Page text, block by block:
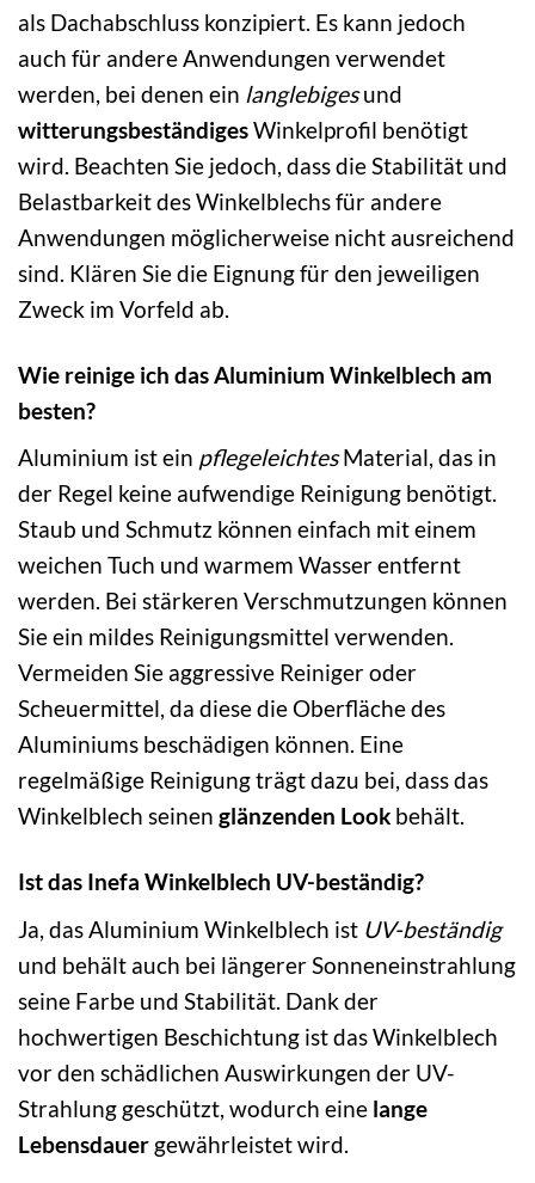
als Dachabschluss konzipiert. Es kann jedoch
auch für andere Anwendungen verwendet
werden, bei denen ein langlebigesund
witterungsbeständigesWinkelprofil benötigt
wird. Beachten Sie jedoch, dass die Stabilität und
Belastbarkeit des Winkelblechs für andere
Anwendungen möglicherweise nicht ausreichend
sind. Klären Sie die Eignung für den jeweiligen
Zweck im Vorfeld ab.
Wie reinige ich das Aluminium Winkelblech am
besten?
Aluminium ist ein pflegeleichtesMaterial, das in
der Regel keine aufwendige Reinigung benötigt.
Staub und Schmutz können einfach mit einem
weichen Tuch und warmem Wasser entfernt
werden. Bei stärkeren Verschmutzungen können
Sie ein mildes Reinigungsmittel verwenden.
Vermeiden Sie aggressive Reiniger oder
Scheuermittel, da diese die Oberfläche des
Aluminiums beschädigen können. Eine
regelmäßige Reinigung trägt dazu bei, dass das
Winkelblech seinen glänzenden Look behält.
Ist das Inefa Winkelblech UV-beständig?
Ja, das Aluminium Winkelblech ist UV-beständig
und behält auch bei längerer Sonneneinstrahlung
seine Farbe und Stabilität. Dank der
hochwertigen Beschichtung ist das Winkelblech
vor den schädlichen Auswirkungen der UV-
Strahlung geschützt, wodurch eine lange
Lebensdauer gewährleistet wird.